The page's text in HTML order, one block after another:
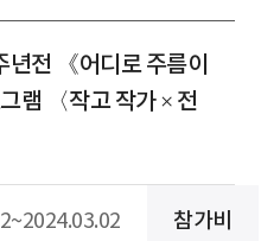
전 《어디로 주름이
램 〈작고 작가 × 전
참가비